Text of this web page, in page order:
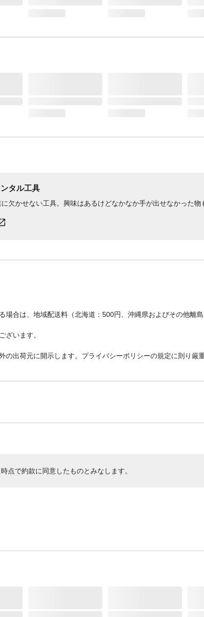
タル工具
欠かせない工具。興味はあるけどなかなか手が出せなかった物
場合は、地域配送料（北海道：500円、沖縄県およびその他離
ざいます。
出荷元に開示します。プライバシーポリシーの規定に則り厳
点で約款に同意したものとみなします。